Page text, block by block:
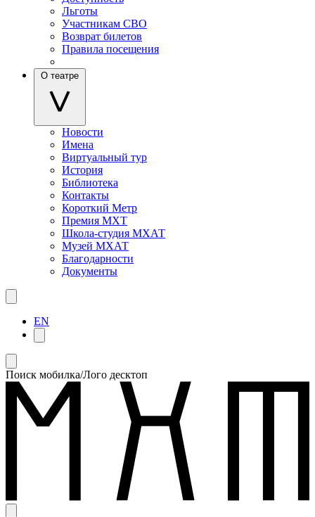
Льготы
Участникам СВО
Возврат билетов
Правила посещения
О театре
Новости
Имена
Виртуальный тур
История
Библиотека
Контакты
Короткий Метр
Премия МХТ
Школа-студия МХАТ
Музей МХАТ
Благодарности
Документы
EN
Поиск мобилка/Лого десктоп